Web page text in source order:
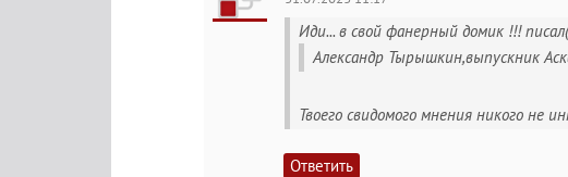
Иди... в свой фанерный домик !!!
Александр Тырышкин,выпускник
Твоего свидомого мнения никого не
Ответить